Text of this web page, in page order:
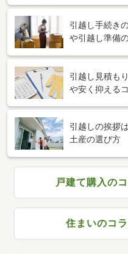
引越し手続き
や引越し準備
引越し見積も
や安く抑える
引越しの挨拶
土産の選び方
戸建て購入の
住まいのコ